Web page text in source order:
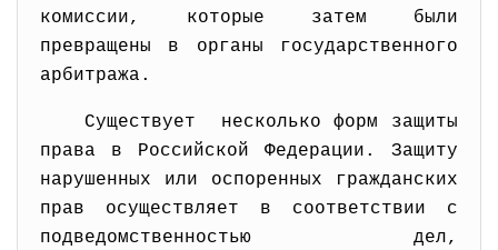
комиссии, которые затем были
превращены в органы государственного
арбитража.
Существует несколько форм защиты
права в Российской Федерации. Защиту
нарушенных или оспоренных гражданских
прав осуществляет в соответствии с
подведомственностью дел,